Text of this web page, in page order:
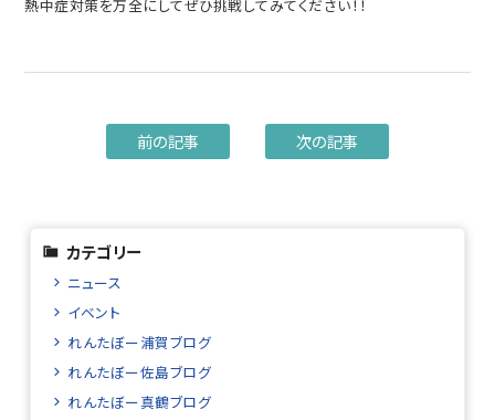
熱中症対策を万全にしてぜひ挑戦してみてください！！
前の記事 次の記事
カテゴリー
ニュース
イベント
れんたぼー浦賀ブログ
れんたぼー佐島ブログ
れんたぼー真鶴ブログ